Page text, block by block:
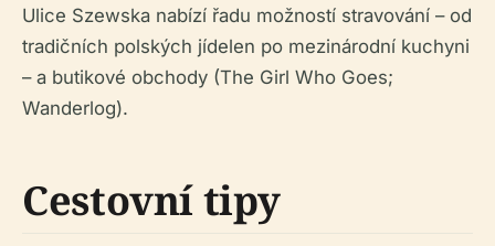
Ulice Szewska nabízí řadu možností stravování – od
tradičních polských jídelen po mezinárodní kuchyni
– a butikové obchody (The Girl Who Goes;
Wanderlog).
Cestovní tipy